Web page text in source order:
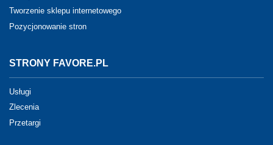
Tworzenie sklepu internetowego
Pozycjonowanie stron
STRONY FAVORE.PL
Usługi
Zlecenia
Przetargi